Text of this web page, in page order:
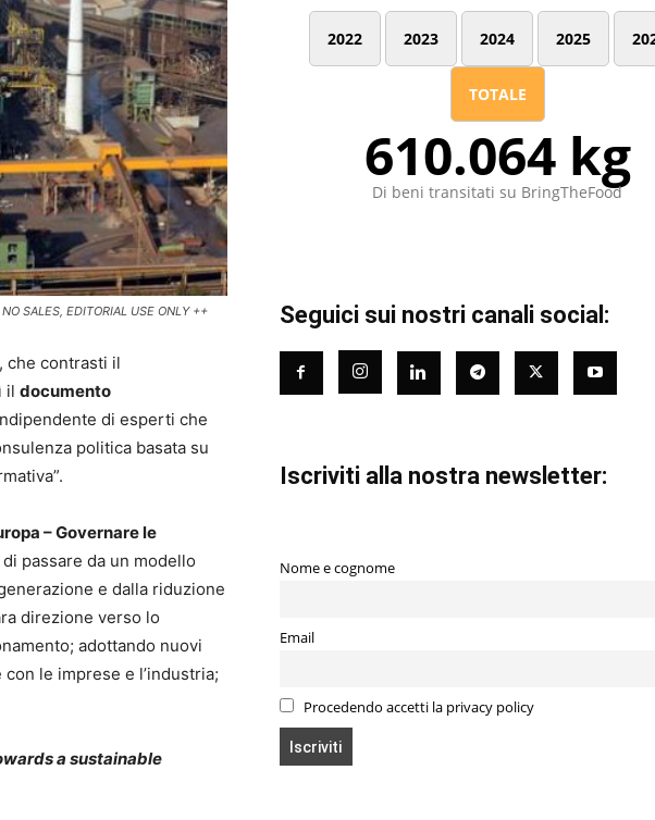
SALES, EDITORIAL USE ONLY ++
, che contrasti il
il documento
di esperti che
politica basata su
– Governare le
passare da un modello
e dalla riduzione
direzione verso lo
adottando nuovi
le imprese e l’industria;
a sustainable
2022 2023 2024 2025
TOTALE
610.064 kg
Di beni transitati su BringTheFood
Seguici sui nostri canali social:
Iscriviti alla nostra newsletter:
Nome e cognome
Email
Procedendo accetti la privacy policy